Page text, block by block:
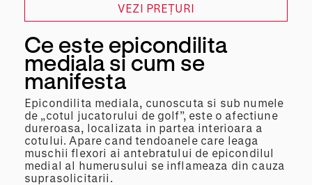
VEZI PREȚURI
Ce este epicondilita
mediala si cum se
manifesta
Epicondilita mediala, cunoscuta si sub numele
de „cotul jucatorului de golf”, este o afectiune
dureroasa, localizata in partea interioara a
cotului. Apare cand tendoanele care leaga
muschii flexori ai antebratului de epicondilul
medial al humerusului se inflameaza din cauza
suprasolicitarii.